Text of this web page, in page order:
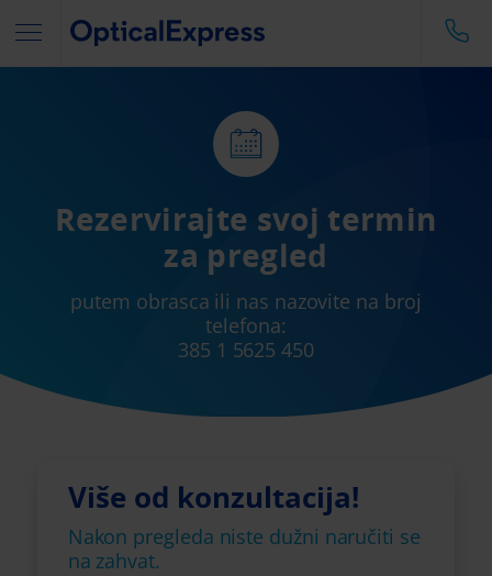
Rezervirajte svoj termin
za pregled
putem obrasca ili nas nazovite na broj
telefona:
385 1 5625 450
Više od konzultacija!
Nakon pregleda niste dužni naručiti se
na zahvat.